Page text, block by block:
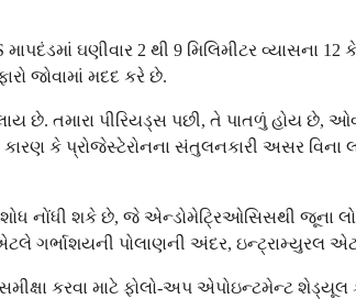
ઘણીવાર 2 થી 9 મિલિમીટર વ્યાસના
જોવામાં મદદ કરે છે.
છે. તમારા પીરિયડ્સ પછી, તે પાતળું હોય
કે પ્રોજેસ્ટેરોનના સંતુલનકારી અસર
નોંધી શકે છે, જે એન્ડોમેટ્રિઓસિસથી જૂના
ગર્ભાશયની પોલાણની અંદર,
કરવા માટે ફોલો-અપ એપોઇન્ટમેન્ટ